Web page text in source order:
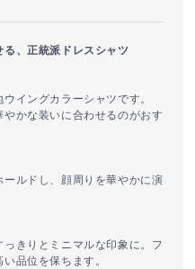
、正統派ドレスシャツ
イングカラーシャツです。
かな装いに合わせるのがおす
ルドし、顔周りを華やかに演
きりとミニマルな印象に。フ
品位を保ちます。